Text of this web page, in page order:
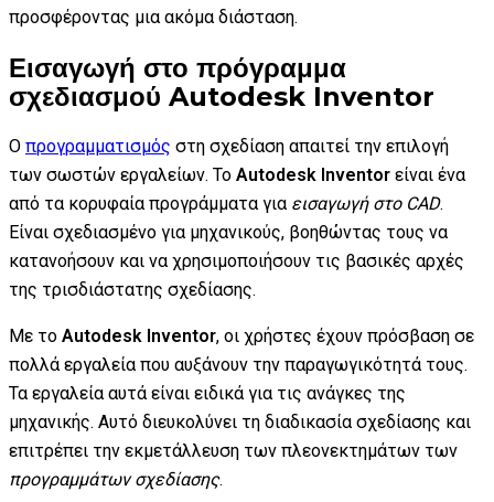
προσφέροντας μια ακόμα διάσταση.
Εισαγωγή στο πρόγραμμα
σχεδιασμού Autodesk Inventor
Ο προγραμματισμός στη σχεδίαση απαιτεί την επιλογή
των σωστών εργαλείων. Το Autodesk Inventor είναι ένα
από τα κορυφαία προγράμματα για εισαγωγή στο CAD.
Είναι σχεδιασμένο για μηχανικούς, βοηθώντας τους να
κατανοήσουν και να χρησιμοποιήσουν τις βασικές αρχές
της τρισδιάστατης σχεδίασης.
Με το Autodesk Inventor, οι χρήστες έχουν πρόσβαση σε
πολλά εργαλεία που αυξάνουν την παραγωγικότητά τους.
Τα εργαλεία αυτά είναι ειδικά για τις ανάγκες της
μηχανικής. Αυτό διευκολύνει τη διαδικασία σχεδίασης και
επιτρέπει την εκμετάλλευση των πλεονεκτημάτων των
προγραμμάτων σχεδίασης.